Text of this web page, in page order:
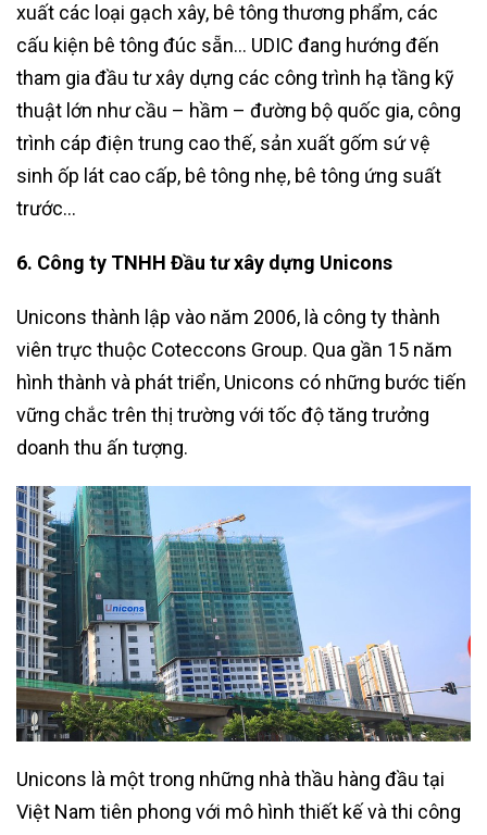
xuất các loại gạch xây, bê tông thương phẩm, các
cấu kiện bê tông đúc sẵn… UDIC đang hướng đến
tham gia đầu tư xây dựng các công trình hạ tầng kỹ
thuật lớn như cầu – hầm – đường bộ quốc gia, công
trình cáp điện trung cao thế, sản xuất gốm sứ vệ
sinh ốp lát cao cấp, bê tông nhẹ, bê tông ứng suất
trước…
6. Công ty TNHH Đầu tư xây dựng Unicons
Unicons thành lập vào năm 2006, là công ty thành
viên trực thuộc Coteccons Group. Qua gần 15 năm
hình thành và phát triển, Unicons có những bước tiến
vững chắc trên thị trường với tốc độ tăng trưởng
doanh thu ấn tượng.
Unicons là một trong những nhà thầu hàng đầu tại
Việt Nam tiên phong với mô hình thiết kế và thi công